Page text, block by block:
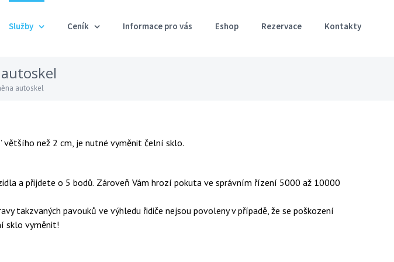
Služby Ceník Informace pro vás Eshop Rezervace Kontakty
autoskel
většího než 2 cm, je nutné vyměnit čelní sklo.
a přijdete o 5 bodů. Zároveň Vám hrozí pokuta ve správním řízení 5000 až 10000
takzvaných pavouků ve výhledu řidiče nejsou povoleny v případě, že se poškození
sklo vyměnit!